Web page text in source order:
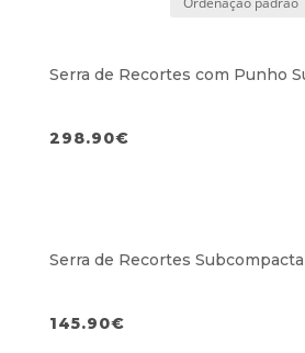
Serra de Recortes com Punho
298.90€
Serra de Recortes Subcompacta
145.90€